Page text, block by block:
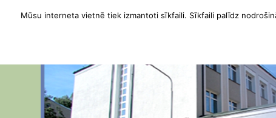
Mūsu interneta vietnē tiek izmantoti sīkfaili. Sīkfaili palīdz